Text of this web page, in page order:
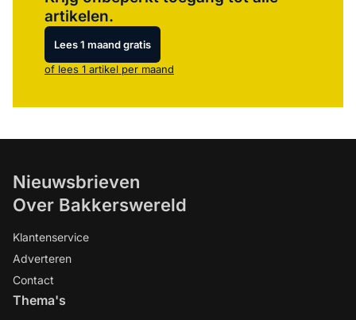
artikelen.
Lees 1 maand gratis
of lees 1 artikel per maand
Nieuwsbrieven
Over Bakkerswereld
Klantenservice
Adverteren
Contact
Thema's